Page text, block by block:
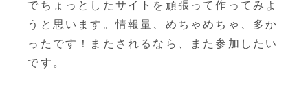
でちょっとしたサイトを頑張って作ってみよ
うと思います。情報量、めちゃめちゃ、多か
ったです！またされるなら、また参加したい
です。